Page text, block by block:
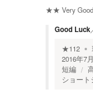
★★ Very
Good Luck
★112
2016年7
短編
ショート